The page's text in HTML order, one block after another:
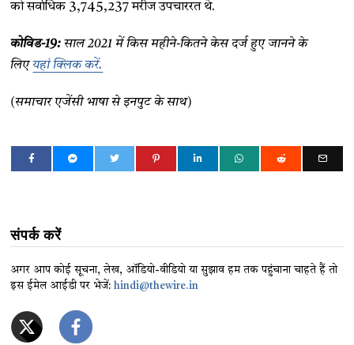
को सर्वाधिक 3,745,237 मरीज उपचाररत थे.
कोविड-19: साल 2021 में किस महीने-कितने केस दर्ज हुए जानने के
लिएयहां क्लिक करें.
(समाचार एजेंसी भाषा से इनपुट के साथ)
संपर्क करें
अगर आप कोई सूचना, लेख, ऑडियो-वीडियो या सुझाव हम तक पहुंचाना चाहते हैं तो
इस ईमेल आईडी पर भेजें:hindi@thewire.in